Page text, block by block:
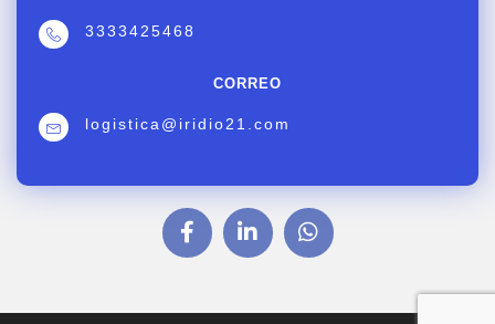
3333425468
CORREO
logistica@iridio21.com